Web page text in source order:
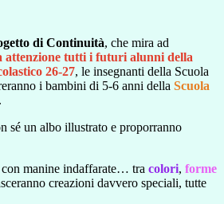
di Continuità, che mira ad
attenzione tutti i futuri alunni della
26-27, le insegnanti della Scuola
i bambini di 5-6 anni della Scuola
.
sé un albo illustrato e proporranno
con manine indaffarate… tra colori, forme
creazioni davvero speciali, tutte